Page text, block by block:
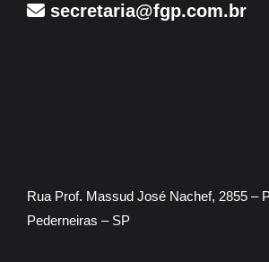
secretaria@fgp.com.br
Rua Prof. Massud José Nachef, 2855 –
Pederneiras – SP